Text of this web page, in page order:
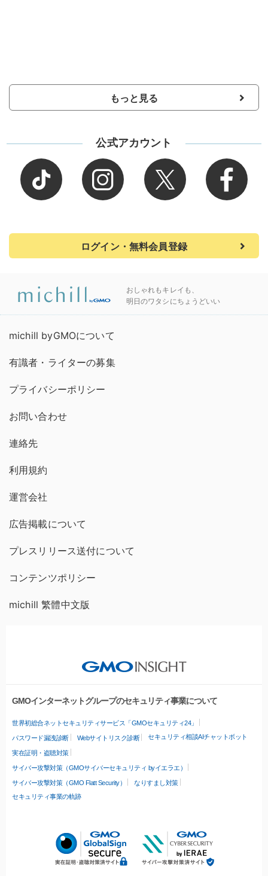
もっと見る
公式アカウント
ログイン・無料会員登録
おしゃれもキレイも、
明日のワタシにちょうどいい
michill byGMOについて
有識者・ライターの募集
プライバシーポリシー
お問い合わせ
連絡先
利用規約
運営会社
広告掲載について
プレスリリース送付について
コンテンツポリシー
michill 繁體中文版
GMOインターネットグループのセキュリティ事業について
世界初総合ネットセキュリティサービス「GMOセキュリティ24」
パスワード漏洩診断 Webサイトリスク診断 セキュリティ相談AIチャットボット
実在証明・盗聴対策
サイバー攻撃対策（GMOサイバーセキュリティ byイエラエ）
サイバー攻撃対策（GMO Flatt Security）
なりすまし対策
セキュリティ事業の軌跡